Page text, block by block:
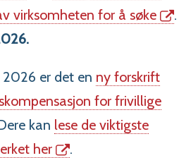
virksomheten for å søke
.
2026 er det en ny forskrift
for frivillige
kan lese de viktigste
her
.